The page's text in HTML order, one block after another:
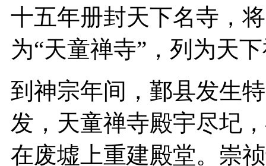
十五年册封天下名寺，
为“天童禅寺”，列为天
到神宗年间，鄞县发生
发，天童禅寺殿宇尽圮
在废墟上重建殿堂。崇